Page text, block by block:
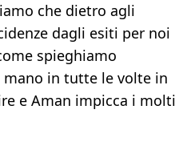
che dietro agli
dagli esiti per noi
spieghiamo
mano in tutte le volte in
e Aman impicca i molti